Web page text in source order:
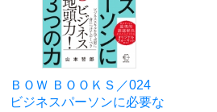
ＢＯＷ ＢＯＯＫＳ／024
ビジネスパーソンに必要な